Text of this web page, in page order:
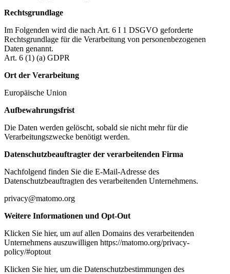
Rechtsgrundlage
Im Folgenden wird die nach Art. 6 I 1 DSGVO geforderte
Rechtsgrundlage für die Verarbeitung von personenbezogenen
Daten genannt.
Art. 6 (1) (a) GDPR
Ort der Verarbeitung
Europäische Union
Aufbewahrungsfrist
Die Daten werden gelöscht, sobald sie nicht mehr für die
Verarbeitungszwecke benötigt werden.
Datenschutzbeauftragter der verarbeitenden Firma
Nachfolgend finden Sie die E-Mail-Adresse des
Datenschutzbeauftragten des verarbeitenden Unternehmens.
privacy@matomo.org
Weitere Informationen und Opt-Out
Klicken Sie hier, um auf allen Domains des verarbeitenden
Unternehmens auszuwilligen https://matomo.org/privacy-
policy/#optout
Klicken Sie hier, um die Datenschutzbestimmungen des